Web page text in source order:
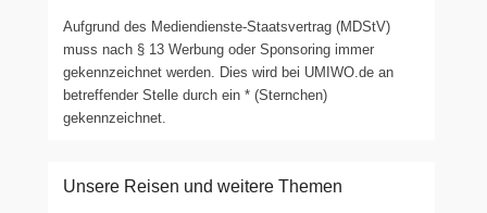
Aufgrund des Mediendienste-Staatsvertrag (MDStV)
muss nach § 13 Werbung oder Sponsoring immer
gekennzeichnet werden. Dies wird bei UMIWO.de an
betreffender Stelle durch ein * (Sternchen)
gekennzeichnet.
Unsere Reisen und weitere Themen